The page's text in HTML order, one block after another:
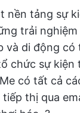
nền tảng sự
trải
và di động có
chức sự kiện
có tất cả
thị qua